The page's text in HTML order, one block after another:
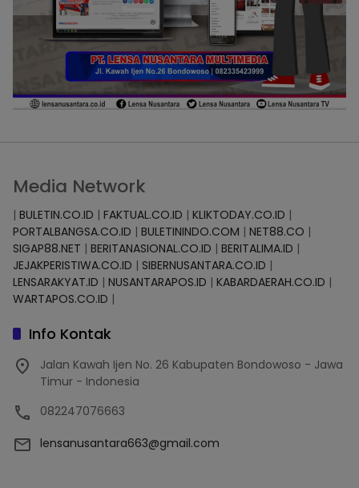
Media Network
| BULETIN.CO.ID | FAKTUAL.CO.ID | KLIKTODAY.CO.ID |
PORTALBANGSA.CO.ID | BULETININDO.COM | NET88.CO |
SIGAP88.NET | BERITANASIONAL.CO.ID | BERITALIMA.ID |
JEJAKPERISTIWA.CO.ID | SIBERNUSANTARA.CO.ID |
LENSARAKYAT.ID | NUSANTARAPOS.ID | KABARDAERAH.CO.ID |
WARTAPOS.CO.ID |
Info Kontak
Jalan Kawah Ijen No. 26 Kabupaten Bondowoso - Jawa
Timur - Indonesia
082247076663
lensanusantara663@gmail.com